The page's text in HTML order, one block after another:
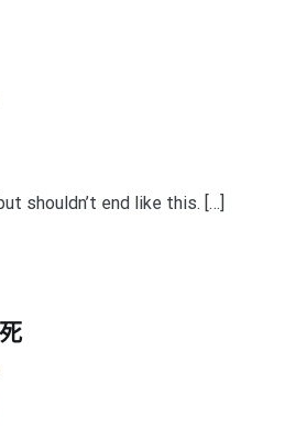
shouldn’t end like this. […]